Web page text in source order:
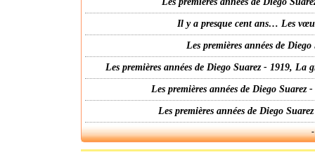
Il y a presque cent ans… Les
Les premières années de
Les premières années de Diego Suarez - 1919,
Les premières années de Diego
Les premières années de Diego